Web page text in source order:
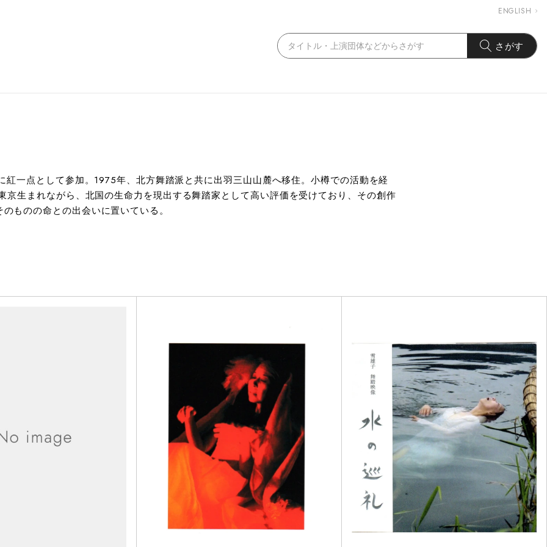
ENGLISH
さがす
紅一点として参加。1975年、北方舞踏派と共に出羽三山山麓へ移住。小樽での活動を経
京生まれながら、北国の生命力を現出する舞踏家として高い評価を受けており、その創作
ものの命との出会いに置いている。